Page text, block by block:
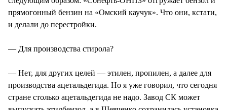
прямогонный бензин на «Омский каучук». Что они, кстати,
и делали до перестройки.
— Для производства стирола?
— Нет, для других целей — этилен, пропилен, а далее для
производства ацетальдегида. Но я уже говорил, что сегодня
стране столько ацетальдегида не надо. Завод СК может